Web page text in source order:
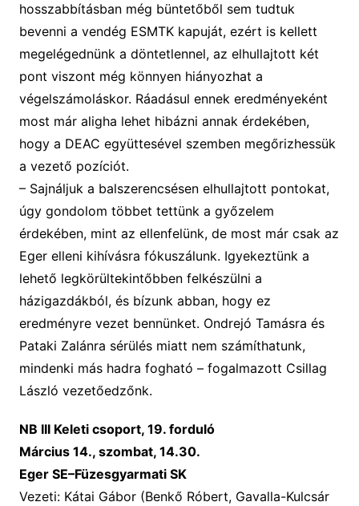
hosszabbításban még büntetőből sem tudtuk
bevenni a vendég ESMTK kapuját, ezért is kellett
megelégednünk a döntetlennel, az elhullajtott két
pont viszont még könnyen hiányozhat a
végelszámoláskor. Ráadásul ennek eredményeként
most már aligha lehet hibázni annak érdekében,
hogy a DEAC együttesével szemben megőrizhessük
a vezető pozíciót.
– Sajnáljuk a balszerencsésen elhullajtott pontokat,
úgy gondolom többet tettünk a győzelem
érdekében, mint az ellenfelünk, de most már csak az
Eger elleni kihívásra fókuszálunk. Igyekeztünk a
lehető legkörültekintőbben felkészülni a
házigazdákból, és bízunk abban, hogy ez
eredményre vezet bennünket. Ondrejó Tamásra és
Pataki Zalánra sérülés miatt nem számíthatunk,
mindenki más hadra fogható – fogalmazott Csillag
László vezetőedzőnk.
NB III Keleti csoport, 19. forduló
Március 14., szombat, 14.30.
Eger SE–Füzesgyarmati SK
Vezeti: Kátai Gábor (Benkő Róbert, Gavalla-Kulcsár